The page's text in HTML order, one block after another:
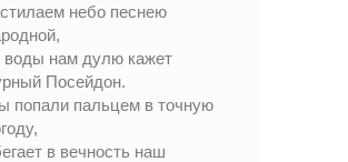
небо песнею
воды нам дулю кажет
Посейдон.
попали пальцем в точную
в вечность наш